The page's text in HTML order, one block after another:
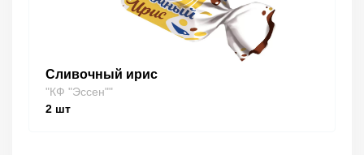
Сливочный ирис
"КФ "Эссен""
2 шт